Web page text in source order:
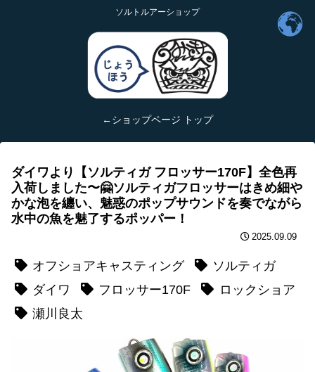
ソルトルアーショップ
←ショップページ トップ
ダイワより【ソルティガ フロッサー170F】全色再
入荷しました〜🤗ソルティガフロッサーはきめ細や
かな泡を纏い、魅惑のポップサウンドを奏でながら
水中の魚を魅了するポッパー！
2025.09.09
オフショアキャスティング
ソルティガ
ダイワ
フロッサー170F
ロックショア
瀬川良太